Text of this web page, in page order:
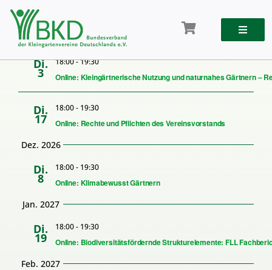
Zum
Inhalt
springen
Veranstaltungen
Suche
Anstehend
Datum
auswählen.
Nov. 2026
Di.
3
18:00-19:30
Online: Kleingärtnerische Nutzung und naturnahes Gärtnern –
Di.
17
18:00- 19:30
Online: Rechte und Pflichten des Vereinsvorstands
Dez. 2026
Di.
8
18:00- 19:30
Online: Klimabewusst Gärtnern
Jan. 2027
Di.
19
18:00- 19:30
Online: Biodiversitätsfördernde Strukturelemente: FLL
Feb. 2027